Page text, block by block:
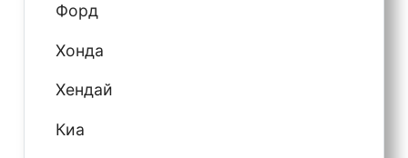
Форд
Хонда
Хендай
Киа